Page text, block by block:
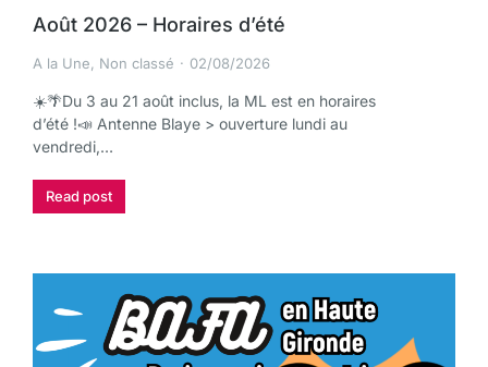
Août 2026 – Horaires d’été
A la Une, Non classé 02/08/2026
☀️🌴Du 3 au 21 août inclus, la ML est en horaires
d’été !📣 Antenne Blaye > ouverture lundi au
vendredi,…
Read post